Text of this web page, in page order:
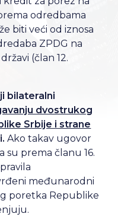
odredbama
biti veći od iznosa
ZPDG na
(član 12.
bilateralni
dvostrukog
Srbije i strane
Ako takav ugovor
su prema članu 16.
međunarodni
poretka Republike